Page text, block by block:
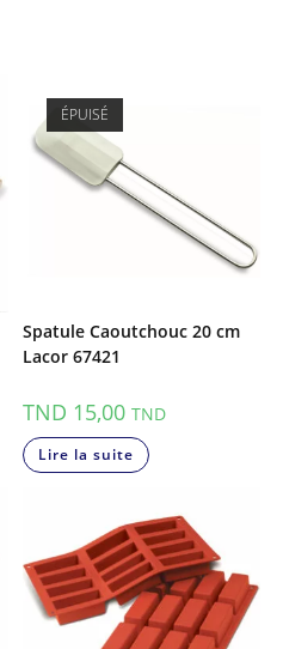
ÉPUISÉ
Spatule Caoutchouc 20 cm
Lacor 67421
TND 15,00 TND
Lire la suite